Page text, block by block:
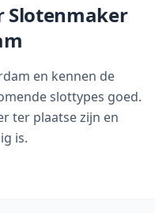
Slotenmaker
en kennen de
slottypes goed.
ter plaatse zijn en
is.